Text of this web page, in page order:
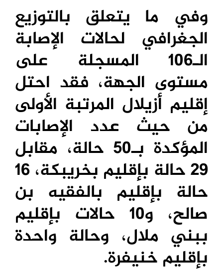
وفي ما يتعلق بالتوزيع
الجغرافي لحالات الإصابة
الـ106 المسجلة على
مستوى الجهة، فقد احتل
إقليم أزيلال المرتبة الأولى
من حيث عدد الإصابات
المؤكدة بـ50 حالة، مقابل
29 حالة بإقليم بخريبكة، 16
حالة بإقليم بالفقيه بن
صالح، و10 حالات بإقليم
ببني ملال، وحالة واحدة
بإقليم خنيفرة.